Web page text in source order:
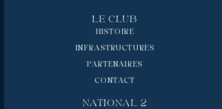
Le Club
HISTOIRE
INFRASTRUCTURES
PARTENAIRES
CONTACT
National 2